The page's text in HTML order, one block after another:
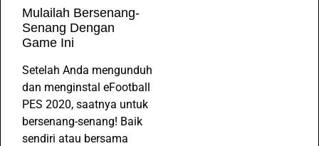
Mulailah Bersenang-
Senang Dengan
Game Ini
Setelah Anda mengunduh
dan menginstal eFootball
PES 2020, saatnya untuk
bersenang-senang! Baik
sendiri atau bersama